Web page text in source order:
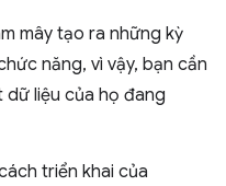
mây tạo ra những kỳ
năng, vì vậy, bạn cần
liệu của họ đang
triển khai của